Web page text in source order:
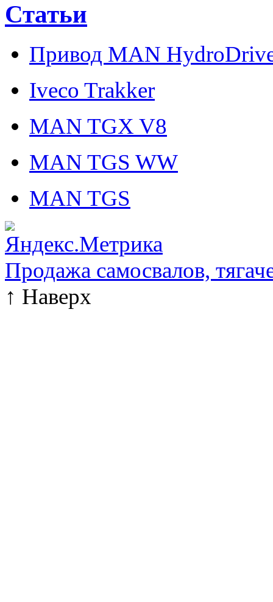
Статьи
Привод MAN
Iveco Trakker
MAN TGX V8
MAN TGS WW
MAN TGS
Продажа самосвалов,
↑ Наверх